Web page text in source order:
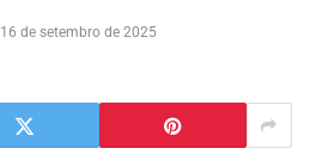
16 de setembro de 2025